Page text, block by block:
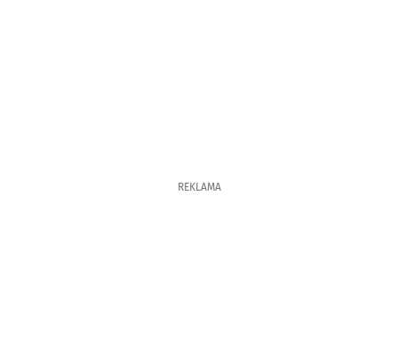
REKLAMA